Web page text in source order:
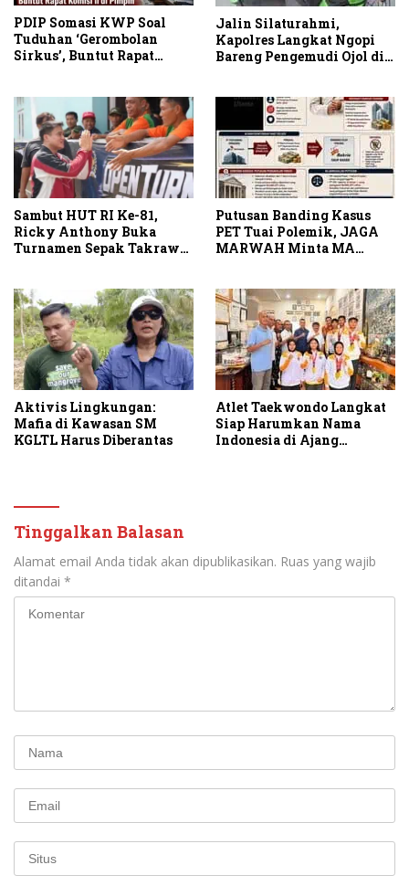
PDIP Somasi KWP Soal
Tuduhan ‘Gerombolan
Sirkus’, Buntut Rapat
Jalin Silaturahmi,
Kapolres Langkat Ngopi
Bareng Pengemudi Ojol di
Sambut HUT RI Ke-81,
Ricky Anthony Buka
Turnamen Sepak Takraw
Putusan Banding Kasus
PET Tuai Polemik, JAGA
MARWAH Minta MA
Aktivis Lingkungan:
Mafia di Kawasan SM
KGLTL Harus Diberantas
Atlet Taekwondo Langkat
Siap Harumkan Nama
Indonesia di Ajang
Tinggalkan Balasan
Alamat email Anda tidak akan dipublikasikan. Ruas yang wajib
ditandai *